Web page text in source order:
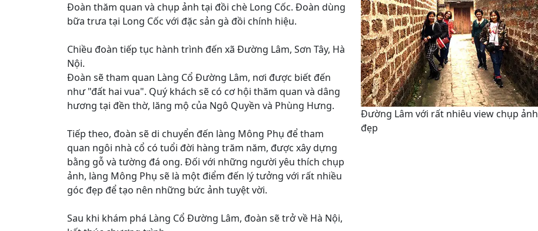
Đoàn thăm quan và chụp ảnh tại đồi chè Long Cốc. Đoàn dùng
bữa trưa tại Long Cốc với đặc sản gà đồi chính hiệu.
Chiều đoàn tiếp tục hành trình đến xã Đường Lâm, Sơn Tây, Hà
Nội.
Đoàn sẽ tham quan Làng Cổ Đường Lâm, nơi được biết đến
như "đất hai vua". Quý khách sẽ có cơ hội thăm quan và dâng
hương tại đền thờ, lăng mộ của Ngô Quyền và Phùng Hưng.
Tiếp theo, đoàn sẽ di chuyển đến làng Mông Phụ để tham
quan ngôi nhà cổ có tuổi đời hàng trăm năm, được xây dựng
bằng gỗ và tường đá ong. Đối với những người yêu thích chụp
ảnh, làng Mông Phụ sẽ là một điểm đến lý tưởng với rất nhiều
góc đẹp để tạo nên những bức ảnh tuyệt vời.
Sau khi khám phá Làng Cổ Đường Lâm, đoàn sẽ trở về Hà Nội,
Đường Lâm với rất nhiêu view chụp ảnh
đẹp